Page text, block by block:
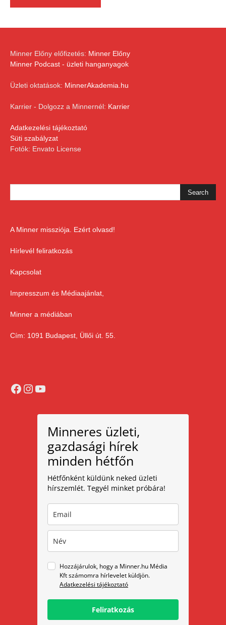
Minner Előny előfizetés: Minner Előny
Minner Podcast - üzleti hanganyagok
Üzleti oktatások: MinnerAkademia.hu
Karrier - Dolgozz a Minnernél: Karrier
Adatkezelési tájékoztató
Süti szabályzat
Fotók: Envato License
A Minner missziója. Ezért olvasd!
Hírlevél feliratkozás
Kapcsolat
Impresszum és Médiaajánlat,
Minner a médiában
Cím: 1091 Budapest, Üllői út. 55.
Facebook
Instagram
YouTube
Minneres üzleti,
gazdasági hírek
minden hétfőn
Hétfőnként küldünk neked üzleti
hírszemlét. Tegyél minket próbára!
Hozzájárulok, hogy a Minner.hu Média
Kft számomra hírlevelet küldjön.
Adatkezelési tájékoztató
Feliratkozás